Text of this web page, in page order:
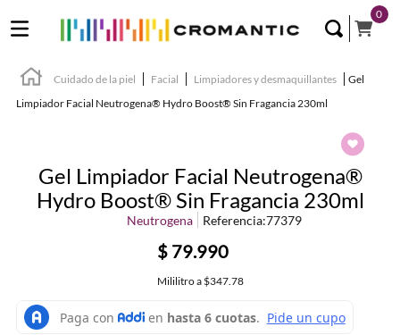
0
Cuidado de la piel Facial Limpiadores y desmaquillantes
Gel
Limpiador Facial Neutrogena® Hydro Boost® Sin Fragancia 230ml
Gel Limpiador Facial Neutrogena®
Hydro Boost® Sin Fragancia 230ml
Neutrogena Referencia:77379
$ 79.990
Mililitroa $347.78